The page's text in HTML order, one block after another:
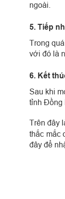
ngoài.
5. Tiếp
Trong
với đó là
6. Kết
Sau khi
tỉnh Đồng
Trên đây
thắc mắc
đây để